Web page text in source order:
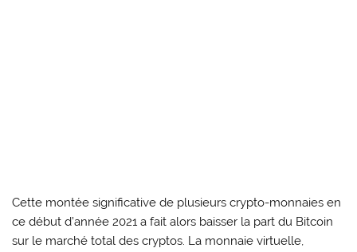
Cette montée significative de plusieurs crypto-monnaies en
ce début d’année 2021 a fait alors baisser la part du Bitcoin
sur le marché total des cryptos. La monnaie virtuelle,